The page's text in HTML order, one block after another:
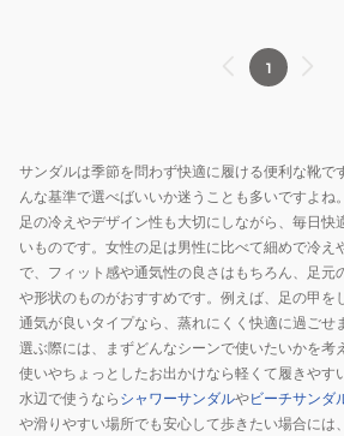
ン
ダ
ラ
ッ
ク
K101048-
001
カ
ジ
ュ
ア
ル
1
サンダルは季節を問わず快適に履ける便利な靴で
んな基準で選べばいいか迷うことも多いですよね
足の冷えやデザイン性も大切にしながら、毎日快
いものです。女性の足は男性に比べて細めで冷え
で、フィット感や通気性の良さはもちろん、足元
や形状のものがおすすめです。例えば、足の甲を
通気が良いタイプなら、蒸れにくく快適に過ごせ
選ぶ際には、まずどんなシーンで使いたいかを考
使いやちょっとしたお出かけなら軽くて履きやす
水辺で使うなら シャワーサンダルやビーチサンダ
や滑りやすい場所でも安心して歩きたい場合には